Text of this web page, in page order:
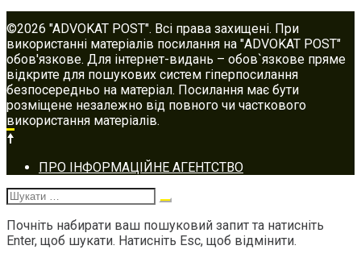
©2026 "ADVOKAT POST". Всі права захищені. При
використанні матеріалів посилання на "ADVOKAT POST"
обов'язкове. Для інтернет-видань – обов`язкове пряме
відкрите для пошукових систем гіперпосилання
безпосередньо на матеріал. Посилання має бути
розміщене незалежно від повного чи часткового
використання матеріалів.
Footer
navigation
ПРО ІНФОРМАЦІЙНЕ АГЕНТСТВО
Шукати:
Почніть набирати ваш пошуковий запит та натисніть
Enter, щоб шукати. Натисніть Esc, щоб відмінити.